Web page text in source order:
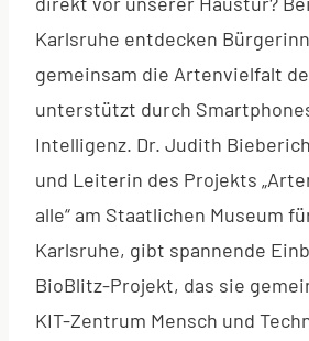
Karlsruhe entdecken
gemeinsam die Artenvielfalt
unterstützt durch
Intelligenz. Dr. Judith
und Leiterin des Projekts
alle“ am Staatlichen Museum
Karlsruhe, gibt spannende
BioBlitz-Projekt, das sie
KIT-Zentrum Mensch und